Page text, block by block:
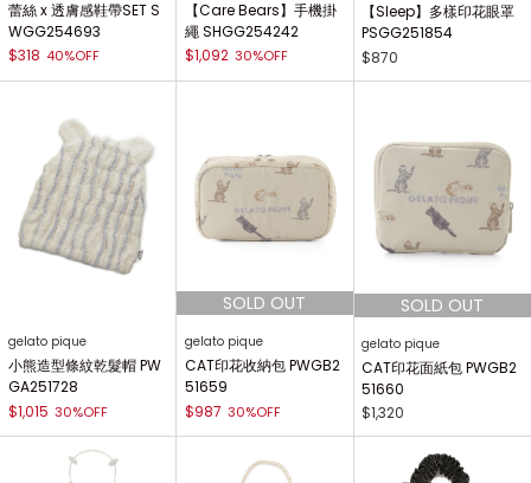
蕾絲 x 透膚感鞋帶SET S
WGG254693
$318 40%OFF
【Care Bears】手機掛
繩 SHGG254242
$1,092 30%OFF
【Sleep】多樣印花眼罩
PSGG251854
$870
gelato pique
小熊造型條紋乾髮帽 PW
GA251728
$1,015 30%OFF
gelato pique
CAT印花收納包 PWGB2
51659
$987 30%OFF
gelato pique
CAT印花面紙包 PWGB2
51660
$1,320